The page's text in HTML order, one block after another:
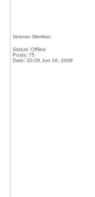
Veteran Member
Status: Offline
Posts: 75
Date: 20:26 Jun 16, 2008